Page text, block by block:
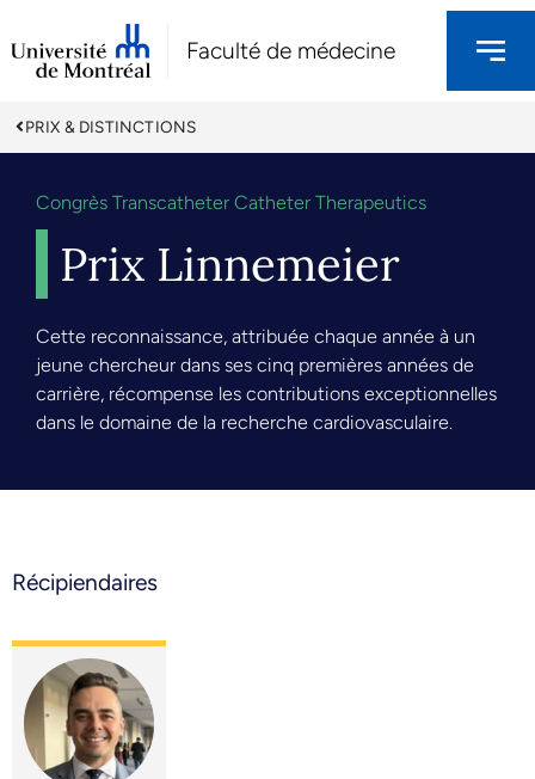
Faculté de médecine
PRIX & DISTINCTIONS
Congrès Transcatheter Catheter Therapeutics
Prix Linnemeier
Cette reconnaissance, attribuée chaque année à un
jeune chercheur dans ses cinq premières années de
carrière, récompense les contributions exceptionnelles
dans le domaine de la recherche cardiovasculaire.
Récipiendaires